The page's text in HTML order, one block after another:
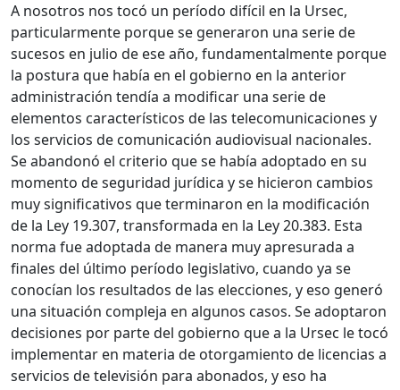
A nosotros nos tocó un período difícil en la Ursec,
particularmente porque se generaron una serie de
sucesos en julio de ese año, fundamentalmente porque
la postura que había en el gobierno en la anterior
administración tendía a modificar una serie de
elementos característicos de las telecomunicaciones y
los servicios de comunicación audiovisual nacionales.
Se abandonó el criterio que se había adoptado en su
momento de seguridad jurídica y se hicieron cambios
muy significativos que terminaron en la modificación
de la Ley 19.307, transformada en la Ley 20.383. Esta
norma fue adoptada de manera muy apresurada a
finales del último período legislativo, cuando ya se
conocían los resultados de las elecciones, y eso generó
una situación compleja en algunos casos. Se adoptaron
decisiones por parte del gobierno que a la Ursec le tocó
implementar en materia de otorgamiento de licencias a
servicios de televisión para abonados, y eso ha